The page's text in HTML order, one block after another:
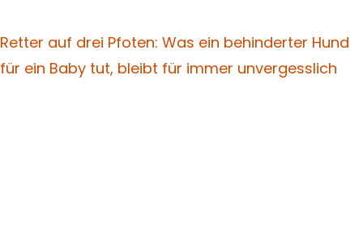
Retter auf drei Pfoten: Was ein behinderter Hund
für ein Baby tut, bleibt für immer unvergesslich